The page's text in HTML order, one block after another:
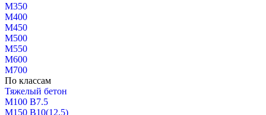
М350
М400
М450
М500
М550
М600
М700
По классам
Тяжелый бетон
М100 В7.5
М150 В10(12.5)